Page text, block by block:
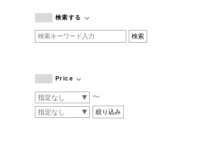
by basics
CATWORTH
COGTHEBIGSMOKE
CONVERSE
DEAN & DELUCA
検索する
Price
〜